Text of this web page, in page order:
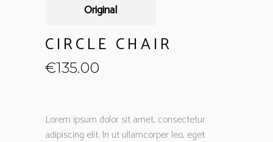
Original
CIRCLE CHAIR
€135.00
Lorem ipsum dolor sit amet, consectetur
adipiscing elit. In ut ullamcorper leo, eget